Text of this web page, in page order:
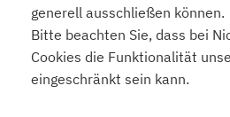
generell ausschließen können.
Bitte beachten Sie, dass bei
Cookies die Funktionalität
eingeschränkt sein kann.